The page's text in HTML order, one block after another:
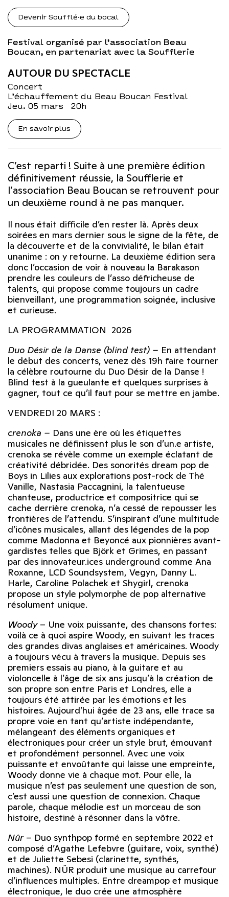
Devenir Soufflé·e du bocal
Festival organisé par l’association Beau
Boucan, en partenariat avec la Soufflerie
AUTOUR DU SPECTACLE
Concert
L’échauffement du Beau Boucan Festival
jeu. 05 mars 20h
En savoir plus
C’est reparti ! Suite à une première édition
définitivement réussie, la Soufflerie et
l’association Beau Boucan se retrouvent pour
un deuxième round à ne pas manquer.
Il nous était difficile d’en rester là. Après deux
soirées en mars dernier sous le signe de la fête, de
la découverte et de la convivialité, le bilan était
unanime : on y retourne. La deuxième édition sera
donc l’occasion de voir à nouveau la Barakason
prendre les couleurs de l’asso défricheuse de
talents, qui propose comme toujours un cadre
bienveillant, une programmation soignée, inclusive
et curieuse.
LA PROGRAMMATION 2026
Duo Désir de la Danse (blind test) – En attendant
le début des concerts, venez dès 19h faire tourner
la célèbre routourne du Duo Désir de la Danse !
Blind test à la gueulante et quelques surprises à
gagner, tout ce qu’il faut pour se mettre en jambe.
VENDREDI 20 MARS :
crenoka – Dans une ère où les étiquettes
musicales ne définissent plus le son d’un.e artiste,
crenoka se révèle comme un exemple éclatant de
créativité débridée. Des sonorités dream pop de
Boys in Lilies aux explorations post-rock de Thé
Vanille, Nastasia Paccagnini, la talentueuse
chanteuse, productrice et compositrice qui se
cache derrière crenoka, n’a cessé de repousser les
frontières de l’attendu. S’inspirant d’une multitude
d’icônes musicales, allant des légendes de la pop
comme Madonna et Beyoncé aux pionnières avant-
gardistes telles que Björk et Grimes, en passant
par des innovateur.ices underground comme Ana
Roxanne, LCD Soundsystem, Vegyn, Danny L.
Harle, Caroline Polachek et Shygirl, crenoka
propose un style polymorphe de pop alternative
résolument unique.
Woody– Une voix puissante, des chansons fortes:
voilà ce à quoi aspire Woody, en suivant les traces
des grandes divas anglaises et américaines. Woody
a toujours vécu à travers la musique. Depuis ses
premiers essais au piano, à la guitare et au
violoncelle à l’âge de six ans jusqu’à la création de
son propre son entre Paris et Londres, elle a
toujours été attirée par les émotions et les
histoires. Aujourd’hui âgée de 23 ans, elle trace sa
propre voie en tant qu’artiste indépendante,
mélangeant des éléments organiques et
électroniques pour créer un style brut, émouvant
et profondément personnel. Avec une voix
puissante et envoûtante qui laisse une empreinte,
Woody donne vie à chaque mot. Pour elle, la
musique n’est pas seulement une question de son,
c’est aussi une question de connexion. Chaque
parole, chaque mélodie est un morceau de son
histoire, destiné à résonner dans la vôtre.
Nûr– Duo synthpop formé en septembre 2022 et
composé d’Agathe Lefebvre (guitare, voix, synthé)
et de Juliette Sebesi (clarinette, synthés,
machines). NÛR produit une musique au carrefour
d’influences multiples. Entre dreampop et musique
électronique, le duo crée une atmosphère